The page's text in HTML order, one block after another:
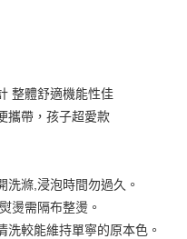
明】
提供，台灣大哥大用戶可立即使用無須
你分期」，訂單成立後會自動跳轉到
整體舒適機能性佳
攜帶，孩子超愛款
洗滌,浸泡時間勿過久。
燙需隔布整燙。
洗較能維持單寧的原本色。